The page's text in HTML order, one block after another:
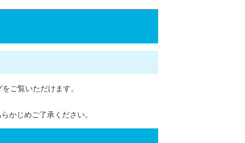
ご覧いただけます。
かじめご了承ください。